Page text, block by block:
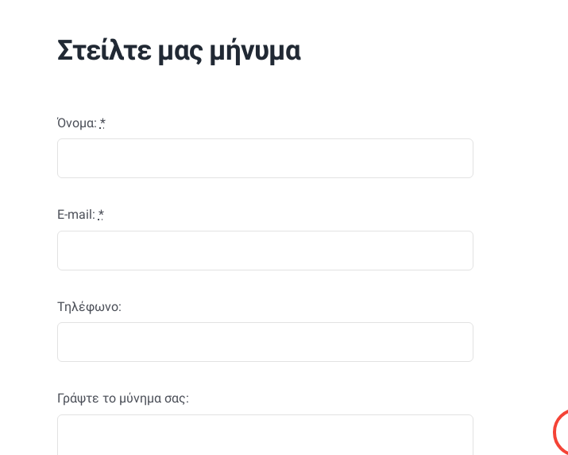
Στείλτε μας μήνυμα
Όνομα: *
E-mail: *
Τηλέφωνο:
Γράψτε το μύνημα σας: